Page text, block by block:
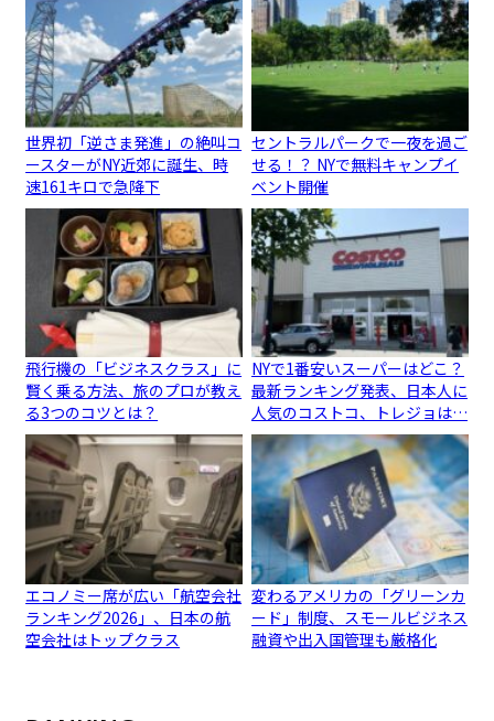
世界初「逆さま発進」の絶叫コ
ースターがNY近郊に誕生、時
速161キロで急降下
セントラルパークで一夜を過ご
せる！？ NYで無料キャンプイ
ベント開催
飛行機の「ビジネスクラス」に
賢く乗る方法、旅のプロが教え
る3つのコツとは？
NYで1番安いスーパーはどこ？
最新ランキング発表、日本人に
人気のコストコ、トレジョは…
エコノミー席が広い「航空会社
ランキング2026」、日本の航
空会社はトップクラス
変わるアメリカの「グリーンカ
ード」制度、スモールビジネス
融資や出入国管理も厳格化